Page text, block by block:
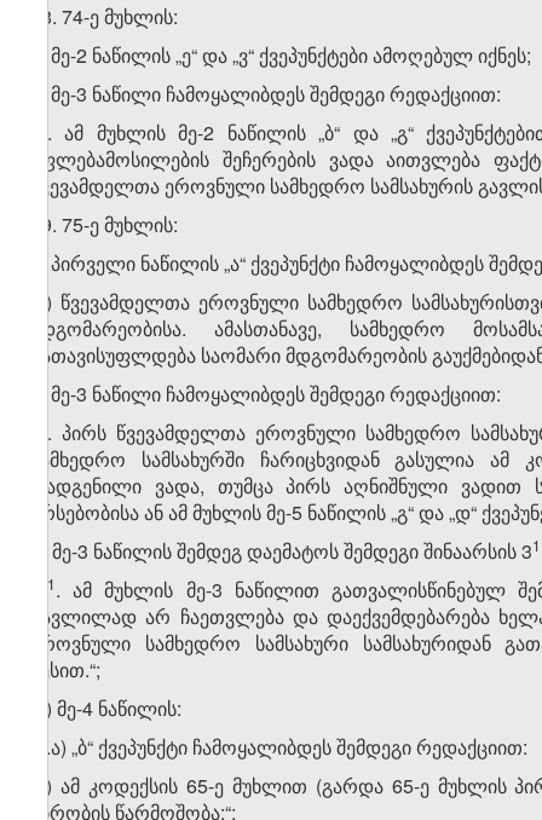
28. 74-ე მუხლის:
ა) მე-2 ნაწილის „ე“ და „ვ“ ქვეპუნქტები ამოღებულ იქნეს;
ბ) მე-3 ნაწილი ჩამოყალიბდეს შემდეგი რედაქციით:
„3. ამ მუხლის მე-2 ნაწილის „ბ“ და „გ“
უფლებამოსილების შეჩერების ვადა აითვლება
წვევამდელთა ეროვნული სამხედრო სამსახურის
29. 75-ე მუხლის:
ა) პირველი ნაწილის „ა“ ქვეპუნქტი ჩამოყალიბდეს
„ა) წვევამდელთა ეროვნული სამხედრო
მდგომარეობისა. ამასთანავე, სამხედრო
გათავისუფლდება საომარი მდგომარეობის
ბ) მე-3 ნაწილი ჩამოყალიბდეს შემდეგი რედაქციით:
„3. პირს წვევამდელთა ეროვნული სამხედრო
სამხედრო სამსახურში ჩარიცხვიდან გასულია
დადგენილი ვადა, თუმცა პირს აღნიშნული
არსებობისა ან ამ მუხლის მე-5 ნაწილის „გ“ და „დ“
გ) მე-3 ნაწილის შემდეგ დაემატოს შემდეგი შინაარსის 3​1
​1. ამ მუხლის მე-3 ნაწილით გათვალისწინებულ
გავლილად არ ჩაეთვლება და დაექვემდებარება
ეროვნული სამხედრო სამსახური სამსახურიდან
წესით.“;
დ) მე-4 ნაწილის:
დ.ა) „ბ“ ქვეპუნქტი ჩამოყალიბდეს შემდეგი რედაქციით:
„ბ) ამ კოდექსის 65-ე მუხლით (გარდა 65-ე მუხლის
პირობის წარმოშობა;“;